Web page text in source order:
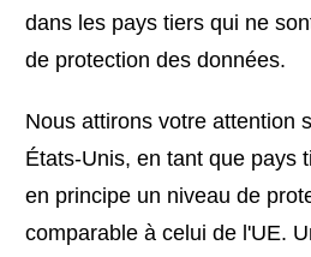
dans les pays tiers qui ne
de protection des données.
Nous attirons votre attention
États-Unis, en tant que pays
en principe un niveau de
comparable à celui de l'UE.